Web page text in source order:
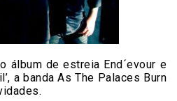
álbum de estreia End´evour e
a banda As The Palaces Burn